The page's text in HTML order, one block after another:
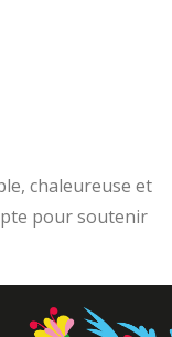
chaleureuse et
pour soutenir